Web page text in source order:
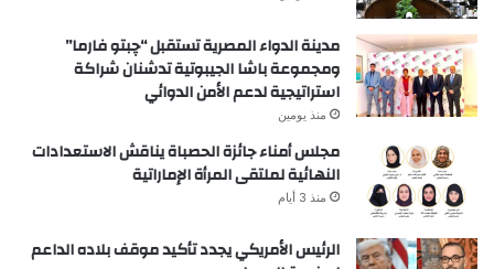
مدينة الدواء المصرية تستقبل “چبتو فارما”
ومجموعة باشا الجيبوتية تدشنان شراكة
استراتيجية لدعم الأمن الدوائي
منذ يومين
مجلس أمناء جائزة الحصباة يناقش الاستعدادات
النهائية لملتقى المرأة الإماراتية
منذ 3 أيام
الرئيس الأمريكي يجدد تأكيد موقف بلاده الداعم